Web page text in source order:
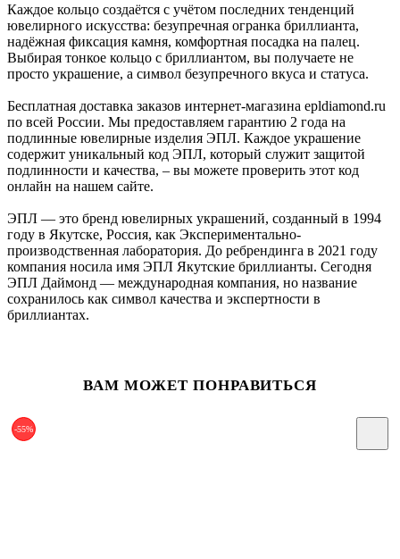
Каждое кольцо создаётся с учётом последних тенденций
ювелирного искусства: безупречная огранка бриллианта,
надёжная фиксация камня, комфортная посадка на палец.
Выбирая тонкое кольцо с бриллиантом, вы получаете не
просто украшение, а символ безупречного вкуса и статуса.
Бесплатная доставка заказов интернет-магазина epldiamond.ru
по всей России. Мы предоставляем гарантию 2 года на
подлинные ювелирные изделия ЭПЛ. Каждое украшение
содержит уникальный код ЭПЛ, который служит защитой
подлинности и качества, – вы можете проверить этот код
онлайн на нашем сайте.
ЭПЛ — это бренд ювелирных украшений, созданный в 1994
году в Якутске, Россия, как Экспериментально-
производственная лаборатория. До ребрендинга в 2021 году
компания носила имя ЭПЛ Якутские бриллианты. Сегодня
ЭПЛ Даймонд — международная компания, но название
сохранилось как символ качества и экспертности в
бриллиантах.
ВАМ МОЖЕТ ПОНРАВИТЬСЯ
-55%